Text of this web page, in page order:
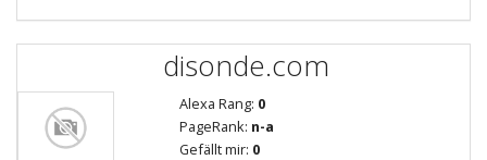
disonde.com
Alexa Rang: 0
PageRank: n-a
Gefällt mir: 0